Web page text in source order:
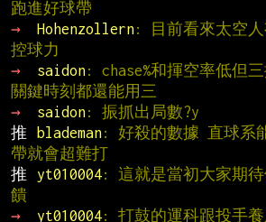
跑進好球帶
→
Hohenzollern: 目前看來太空人
控球力
→
saidon: chase%和揮空率低但
關鍵時刻都還能用三
→
saidon: 振抓出局數?y
推
blademan: 好殺的數據 直球系
帶就會超難打
推
yt010004: 這就是當初大家期待
饋
→
yt010004: 打鼓的運科跟投手